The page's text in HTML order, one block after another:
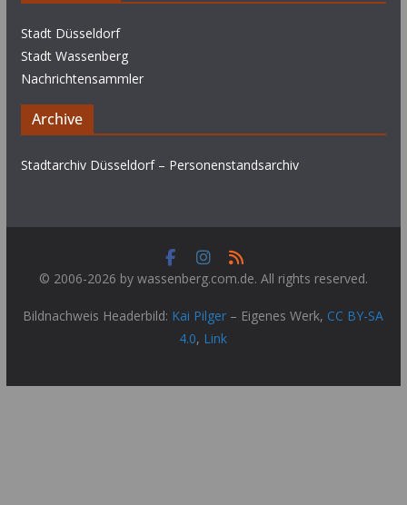
Stadt Düsseldorf
Stadt Wassenberg
Nachrichtensammler
Archive
Stadtarchiv Düsseldorf – Personenstandsarchiv
© 2006-2026 by wassenberg.com.de. All rights reserved.
Bildnachweis Headerbild: Kai Pilger – Eigenes Werk, CC BY-SA
4.0, Link